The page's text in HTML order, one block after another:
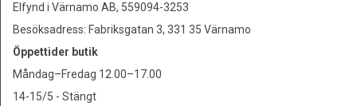
Elfynd i Värnamo AB, 559094-3253
Besöksadress: Fabriksgatan 3, 331 35 Värnamo
Öppettider butik
Måndag–Fredag 12.00–17.00
14-15/5 - Stängt